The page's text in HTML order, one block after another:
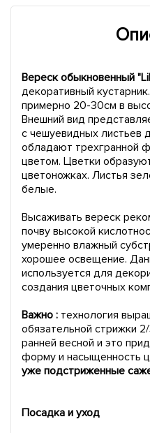
Вереск обыкновенный
декоративный
примерно 20-30см в
Внешний вид
с чешуевидных листьев
обладают трехгранной
цветом. Цветки
цветоножках. Листья
белые.
Высаживать вереск
почву высокой
умеренно влажный
хорошее освещение.
используется для
создания цветочных
Важно :технология
обязательной стрижки
ранней весной и это
форму и насыщенность
уже подстриженные
Посадка и уход